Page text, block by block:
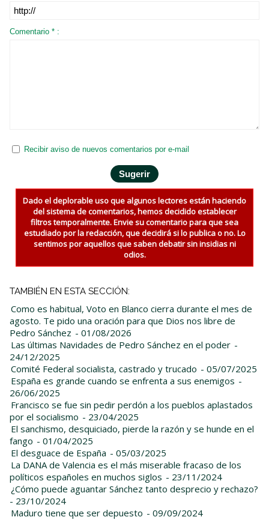
Comentario * :
Recibir aviso de nuevos comentarios por e-mail
Dado el deplorable uso que algunos lectores están haciendo
del sistema de comentarios, hemos decidido establecer
filtros temporalmente. Envie su comentario para que sea
estudiado por la redacción, que decidirá si lo publica o no. Lo
sentimos por aquellos que saben debatir sin insidias ni
odios.
TAMBIÉN EN ESTA SECCIÓN:
Como es habitual, Voto en Blanco cierra durante el mes de
agosto. Te pido una oración para que Dios nos libre de
Pedro Sánchez - 01/08/2026
Las últimas Navidades de Pedro Sánchez en el poder -
24/12/2025
Comité Federal socialista, castrado y trucado - 05/07/2025
España es grande cuando se enfrenta a sus enemigos -
26/06/2025
Francisco se fue sin pedir perdón a los pueblos aplastados
por el socialismo - 23/04/2025
El sanchismo, desquiciado, pierde la razón y se hunde en el
fango - 01/04/2025
El desguace de España - 05/03/2025
La DANA de Valencia es el más miserable fracaso de los
políticos españoles en muchos siglos - 23/11/2024
¿Cómo puede aguantar Sánchez tanto desprecio y rechazo?
- 23/10/2024
Maduro tiene que ser depuesto - 09/09/2024